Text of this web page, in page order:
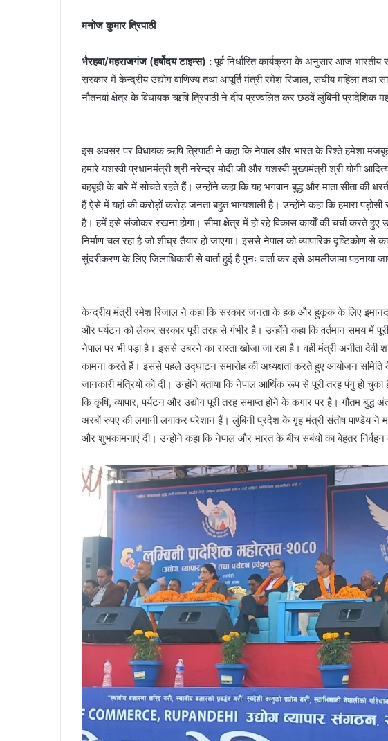
मनोज कुमार त्रिपाठी
भैरहवा/महराजगंज (हर्षोदय टाइम्स) :पूर्व निर्धारित कार्यक्रम के अनुसार आज
सरकार में केन्द्रीय उद्योग वाणिज्य तथा आपूर्ति मंत्री रमेश रिजाल, संघीय महिला तथा
नौतनवां क्षेत्र के विधायक ऋषि त्रिपाठी ने दीप प्रज्वलित कर छठवें लुंबिनी प्रादेशिक
इस अवसर पर विधायक ऋषि त्रिपाठी ने कहा कि नेपाल और भारत के रिश्ते हमेशा
हमारे यशस्वी प्रधानमंत्री श्री नरेन्द्र मोदी जी और यशस्वी मुख्यमंत्री श्री योगी
बहबूदी के बारे में सोचते रहते हैं। उन्होंने कहा कि यह भगवान बुद्ध और माता सीता की
हैं ऐसे में यहां की करोड़ों करोड़ जनता बहुत भाग्यशाली है। उन्होंने कहा कि हमारा पड़ोसी
है। हमें इसे संजोकर रखना होगा। सीमा क्षेत्र में हो रहे विकास कार्यों की चर्चा करते हुए
निर्माण चल रहा है जो शीघ्र तैयार हो जाएगा। इससे नेपाल को व्यापारिक दृष्टिकोण से
सुंदरीकरण के लिए जिलाधिकारी से वार्ता हुई है पुनः वार्ता कर इसे अमलीजामा पहनाया
केन्द्रीय मंत्री रमेश रिजाल ने कहा कि सरकार जनता के हक और हुकूक के लिए
और पर्यटन को लेकर सरकार पूरी तरह से गंभीर है। उन्होंने कहा कि वर्तमान समय में
नेपाल पर भी पड़ा है। इससे उबरने का रास्ता खोजा जा रहा है। वही मंत्री अनीता
कामना करते हैं। इससे पहले उद्घाटन समारोह की अध्यक्षता करते हुए आयोजन समिति
जानकारी मंत्रियों को दी। उन्होंने बताया कि नेपाल आर्थिक रूप से पूरी तरह पंगु हो
कि कृषि, व्यापार, पर्यटन और उद्योग पूरी तरह समाप्त होने के कगार पर है। गौतम बुद्ध
अरबों रुपए की लगानी लगाकर परेशान हैं। लुंबिनी प्रदेश के गृह मंत्री संतोष पाण्डेय
और शुभकामनाएं दी। उन्होंने कहा कि नेपाल और भारत के बीच संबंधों का बेहतर